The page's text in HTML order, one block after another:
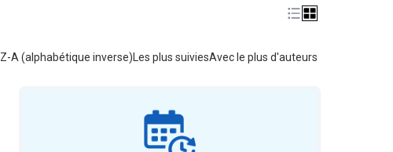
Z-A (alphabétique inverse) Les plus suiviesAvec le plus d'auteurs